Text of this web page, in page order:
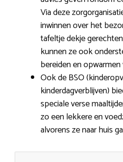
Via deze
inwinnen over het
tafeltje dekje
kunnen ze ook
bereiden en
Ook de BSO
kinderdagverblijven)
speciale verse
zo een lekkere en
alvorens ze naar huis